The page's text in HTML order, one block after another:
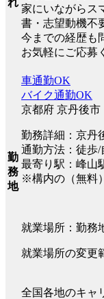
れ
家にいながらス
書・志望動機不
今までの経歴も
お気軽にご応募
勤
務
地
車通勤OK
バイク通勤OK
京都府 京丹後市
勤務詳細：京丹
通勤方法：徒歩
最寄り駅：峰山
※構内の（無料
就業場所：勤務
就業場所の変更
全国各地のキャ